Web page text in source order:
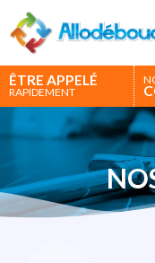
ÊTRE APPELÉ
RAPIDEMENT